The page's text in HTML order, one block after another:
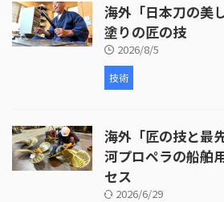
海外「日本刀の美
塗りの匠の技
2026/8/5
技術
海外「匠の技と最
河プロペラの船舶
セス
2026/6/29